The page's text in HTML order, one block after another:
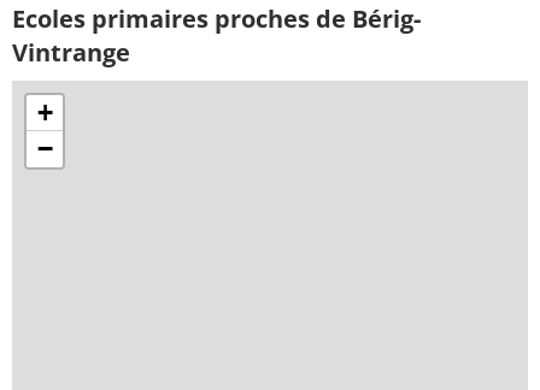
Ecoles primaires proches de Bérig-
Vintrange
+
−